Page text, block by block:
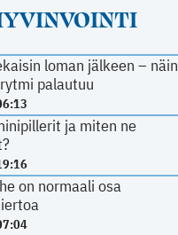
loman jälkeen – näin
palautuu
ja miten ne
on normaali osa